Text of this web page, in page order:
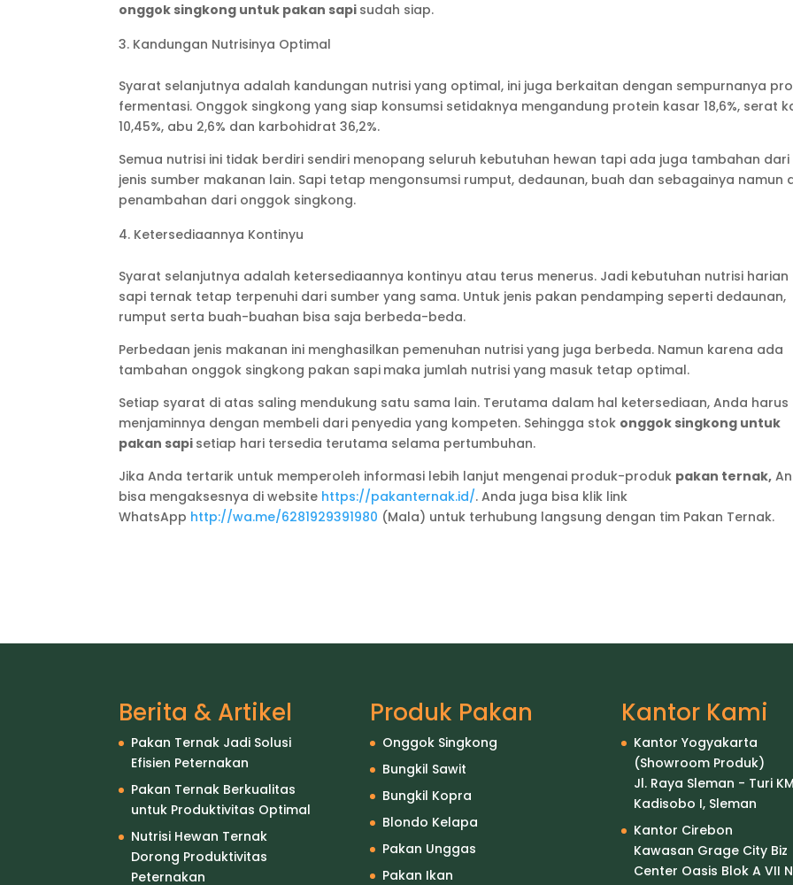
onggok singkong untuk pakan sapi sudah siap.
Kandungan Nutrisinya Optimal
Syarat selanjutnya adalah kandungan nutrisi yang optimal, ini juga berkaitan dengan sempurnanya
fermentasi. Onggok singkong yang siap konsumsi setidaknya mengandung protein kasar 18,6%, serat
10,45%, abu 2,6% dan karbohidrat 36,2%.
Semua nutrisi ini tidak berdiri sendiri menopang seluruh kebutuhan hewan tapi ada juga tambahan dari
jenis sumber makanan lain. Sapi tetap mengonsumsi rumput, dedaunan, buah dan sebagainya namun
penambahan dari onggok singkong.
Ketersediaannya Kontinyu
Syarat selanjutnya adalah ketersediaannya kontinyu atau terus menerus. Jadi kebutuhan nutrisi harian
sapi ternak tetap terpenuhi dari sumber yang sama. Untuk jenis pakan pendamping seperti dedaunan,
rumput serta buah-buahan bisa saja berbeda-beda.
Perbedaan jenis makanan ini menghasilkan pemenuhan nutrisi yang juga berbeda. Namun karena ada
tambahan onggok singkong pakan sapi maka jumlah nutrisi yang masuk tetap optimal.
Setiap syarat di atas saling mendukung satu sama lain. Terutama dalam hal ketersediaan, Anda harus
menjaminnya dengan membeli dari penyedia yang kompeten. Sehingga stok onggok singkong untuk
pakan sapi setiap hari tersedia terutama selama pertumbuhan.
Jika Anda tertarik untuk memperoleh informasi lebih lanjut mengenai produk-produk pakan ternak,
bisa mengaksesnya di website https://pakanternak.id/. Anda juga bisa klik link
WhatsApp http://wa.me/6281929391980 (Mala) untuk terhubung langsung dengan tim Pakan Ternak.
Berita & Artikel
Pakan Ternak Jadi Solusi
Efisien Peternakan
Pakan Ternak Berkualitas
untuk Produktivitas Optimal
Nutrisi Hewan Ternak
Dorong Produktivitas
Peternakan
Produk Pakan
Onggok Singkong
Bungkil Sawit
Bungkil Kopra
Blondo Kelapa
Pakan Unggas
Pakan Ikan
Kantor Kami
Kantor Yogyakarta
(Showroom Produk)
Jl. Raya Sleman - Turi
Kadisobo I, Sleman
Kantor Cirebon
Kawasan Grage City Biz
Center Oasis Blok A VII